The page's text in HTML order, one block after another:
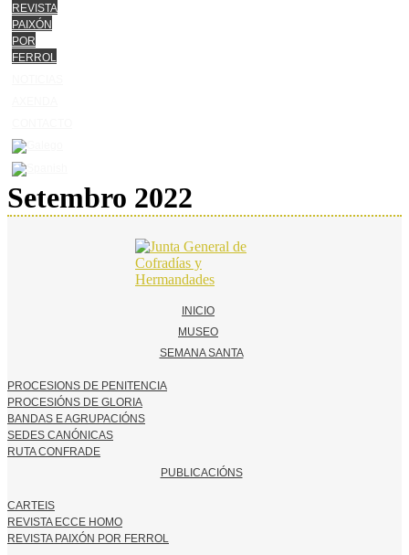
REVISTA
PAIXÓN
POR
FERROL
Setembro 2022
INICIO
MUSEO
SEMANA SANTA
PROCESIONS DE PENITENCIA
PROCESIÓNS DE GLORIA
BANDAS E AGRUPACIÓNS
SEDES CANÓNICAS
RUTA CONFRADE
PUBLICACIÓNS
CARTEIS
REVISTA ECCE HOMO
REVISTA PAIXÓN POR FERROL